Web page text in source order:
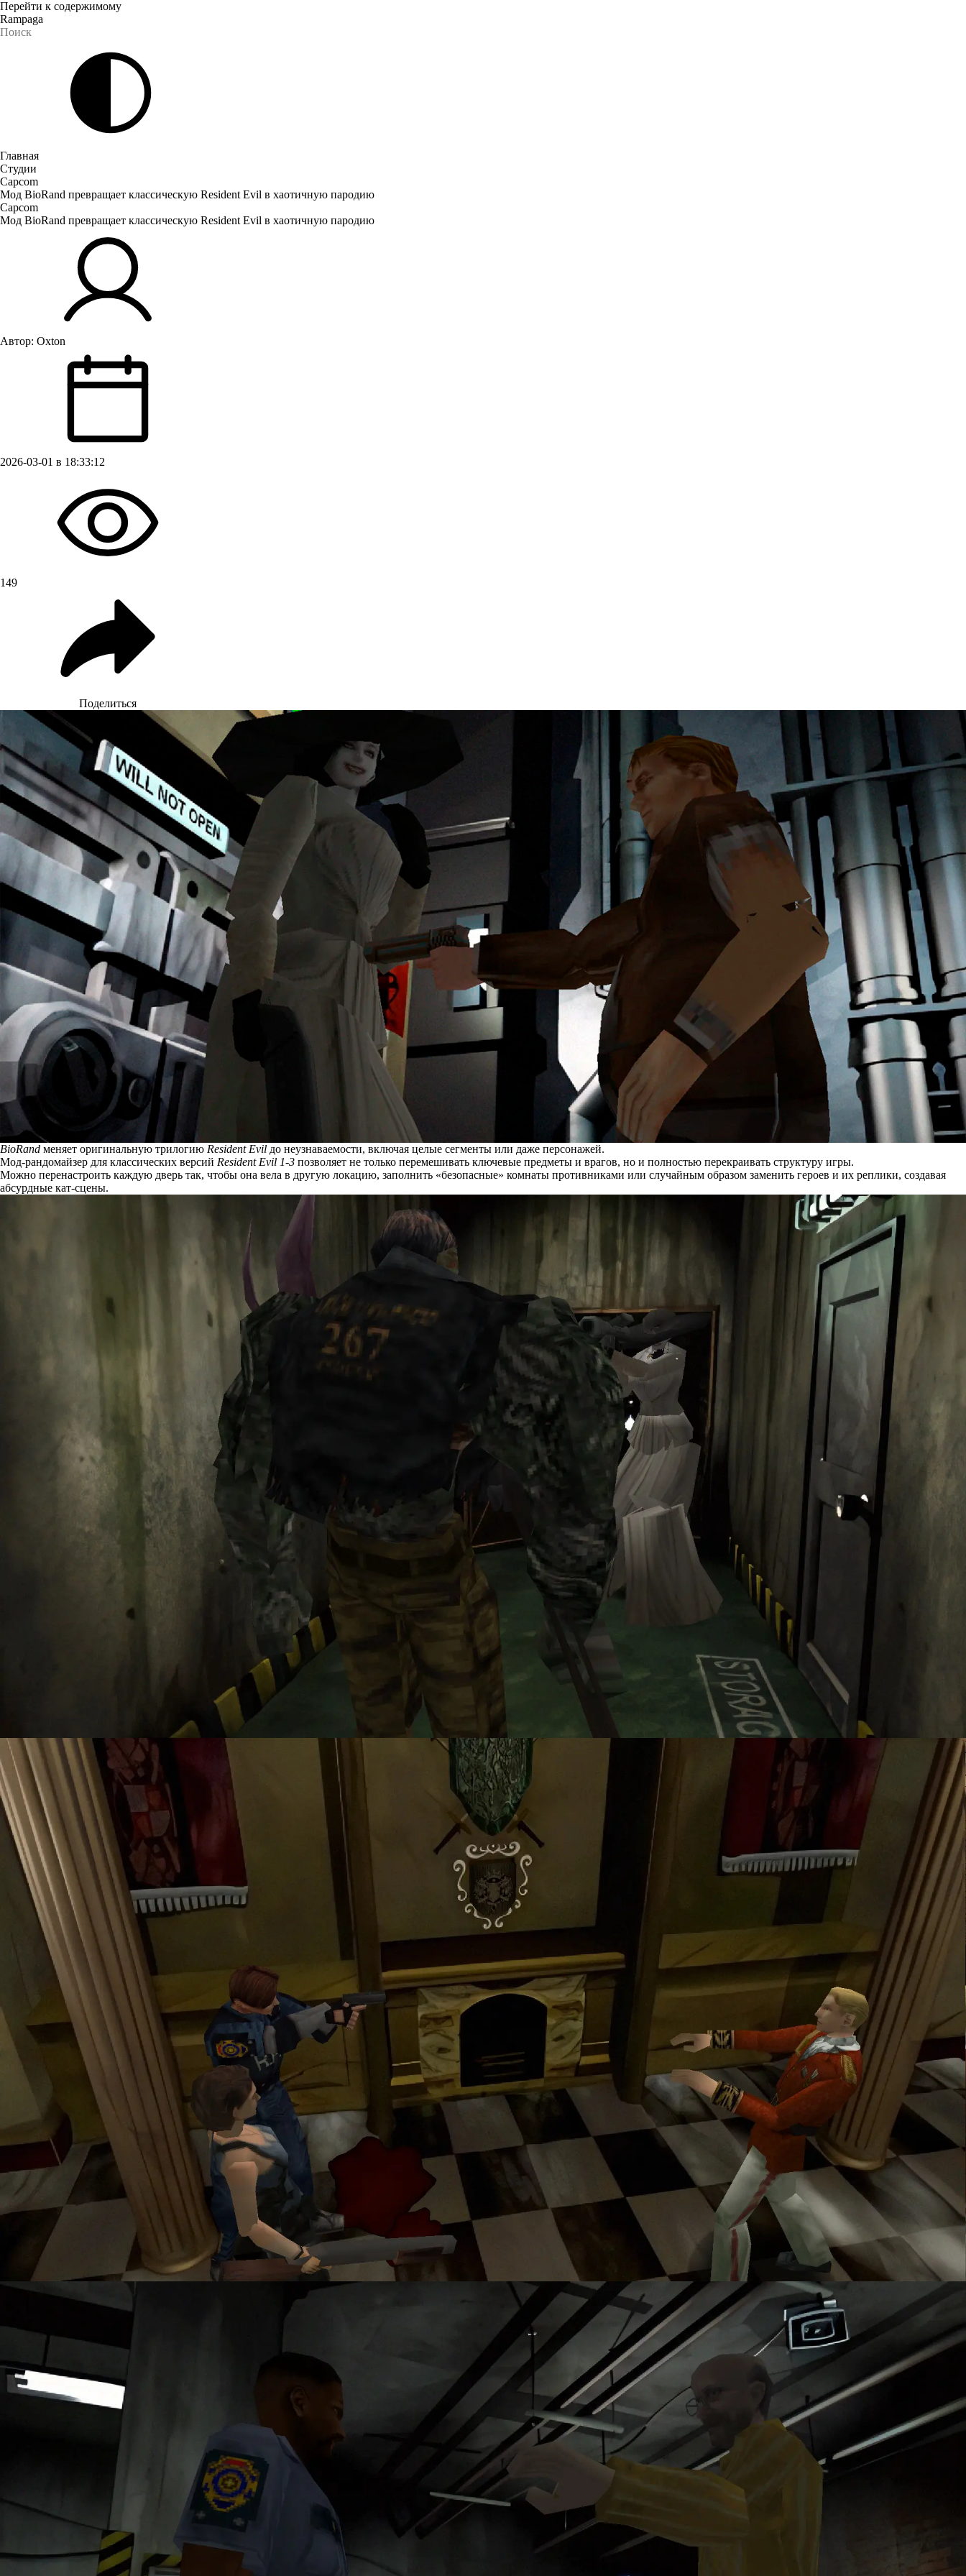
Перейти к содержимому
Rampaga
Главная
Студии
Capcom
Мод BioRand превращает классическую Resident Evil в хаотичную пародию
Capcom
Мод BioRand превращает классическую Resident Evil в хаотичную пародию
Автор: Oxton
2026-03-01 в 18:33:12
149
Поделиться
BioRand меняет оригинальную трилогию Resident Evil до неузнаваемости, включая целые сегменты или даже персонажей.
Мод-рандомайзер для классических версий Resident Evil 1-3 позволяет не только перемешивать ключевые предметы и врагов, но и полностью перекраивать структуру игры.
Можно перенастроить каждую дверь так, чтобы она вела в другую локацию, заполнить «безопасные» комнаты противниками или случайным образом заменить героев и их реплики, создавая
абсурдные кат-сцены.